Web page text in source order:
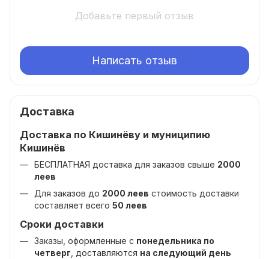
Добавьте первый отзыв
Написать отзыв
Доставка
Доставка по Кишинёву и муниципию
Кишинёв
БЕСПЛАТНАЯ доставка для заказов свыше 2000
леев
Для заказов до 2000 леев стоимость доставки
составляет всего 50 леев
Сроки доставки
Заказы, оформленные с понедельника по
четверг , доставляются на следующий день